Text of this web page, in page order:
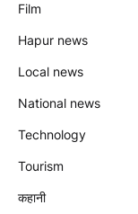
Film
Hapur news
Local news
National news
Technology
Tourism
कहानी